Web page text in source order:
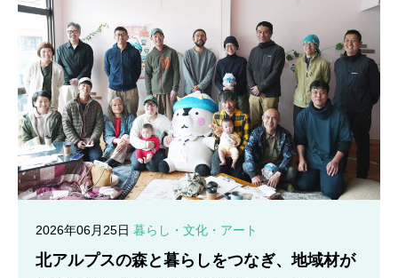
2026年06月25日 暮らし・文化・アート
北アルプスの森と暮らしをつなぎ、地域材が